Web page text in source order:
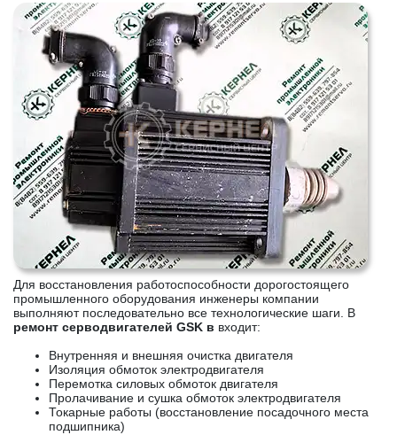
Для восстановления работоспособности дорогостоящего
промышленного оборудования инженеры компании
выполняют последовательно все технологические шаги. В
ремонт серводвигателей GSK в входит:
Внутренняя и внешняя очистка двигателя
Изоляция обмоток электродвигателя
Перемотка силовых обмоток двигателя
Пролачивание и сушка обмоток электродвигателя
Токарные работы (восстановление посадочного места
подшипника)